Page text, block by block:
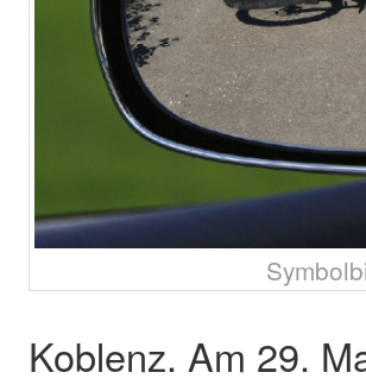
Koblenz. Am 29.